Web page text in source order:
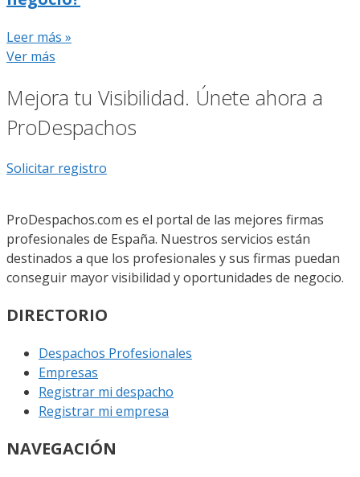
Leer más »
Ver más
Mejora tu Visibilidad. Únete ahora a
ProDespachos
Solicitar registro
ProDespachos.com es el portal de las mejores firmas
profesionales de España. Nuestros servicios están
destinados a que los profesionales y sus firmas puedan
conseguir mayor visibilidad y oportunidades de negocio.
DIRECTORIO
Despachos Profesionales
Empresas
Registrar mi despacho
Registrar mi empresa
NAVEGACIÓN